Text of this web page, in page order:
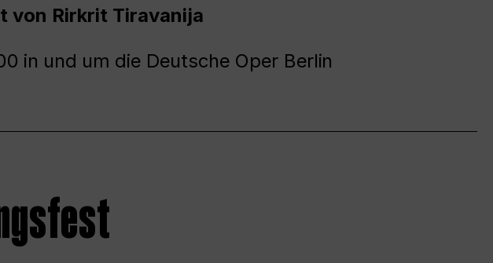
von Rirkrit Tiravanija
in und um die Deutsche Oper Berlin